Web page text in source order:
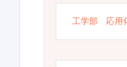
工学部 応用